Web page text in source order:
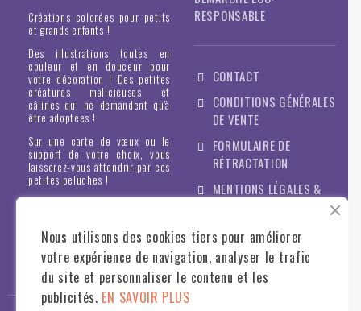
Créations colorées pour petits
et grands enfants !
Des illustrations toutes en
couleur et en douceur pour
votre décoration ! Des petites
créatures malicieuses et
câlines qui ne demandent qu'à
être adoptées !
Sur une carte de vœux ou le
support de votre choix, vous
laisserez-vous attendrir par ces
petites peluches !
RESPONSABLE
CONTACT
CONDITIONS GÉNÉRALES
DE VENTE
FORMULAIRE DE
RÉTRACTATION
MENTIONS LÉGALES &
Nous utilisons des cookies tiers pour améliorer
votre expérience de navigation, analyser le trafic
du site et personnaliser le contenu et les
publicités. EN SAVOIR PLUS